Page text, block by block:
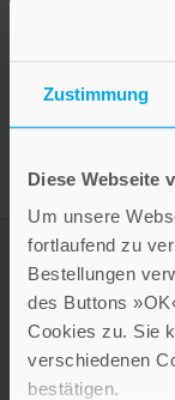
Zustimmung
Diese Webseite
Um unsere
fortlaufend zu
Bestellungen
des Buttons
Cookies zu. Sie
verschiedenen
bestätigen.